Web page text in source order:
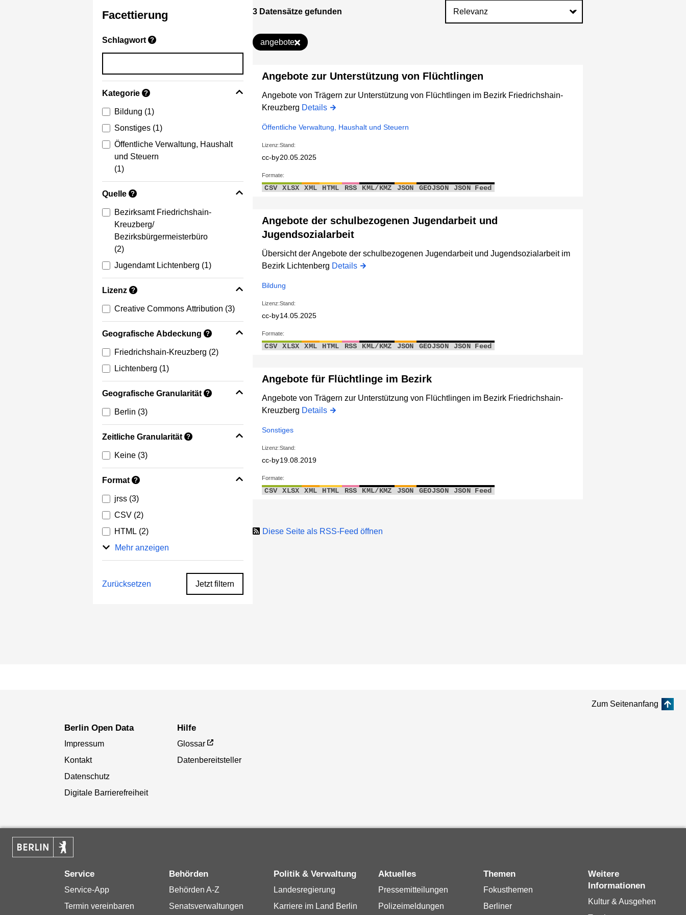
Facettierung
Schlagwort ?
Kategorie ?
Bildung (1)
Sonstiges (1)
Öffentliche Verwaltung, Haushalt
und Steuern
(1)
Quelle ?
Bezirksamt Friedrichshain-
Kreuzberg/
Bezirksbürgermeisterbüro
(2)
Jugendamt Lichtenberg (1)
Lizenz ?
Creative Commons Attribution (3)
Geografische Abdeckung ?
Friedrichshain-Kreuzberg (2)
Lichtenberg (1)
Geografische Granularität ?
Berlin (3)
Zeitliche Granularität ?
Keine (3)
Format ?
jrss (3)
CSV (2)
HTML (2)
Mehr anzeigen
Zurücksetzen Jetzt filtern
3 Datensätze gefunden
angebote
Angebote zur Unterstützung von Flüchtlingen
Angebote von Trägern zur Unterstützung von Flüchtlingen im Bezirk Friedrichshain-
Kreuzberg Details
Öffentliche Verwaltung, Haushalt und Steuern
Lizenz:
cc-by
Stand:
20.05.2025
Formate:
CSV XLSX XML HTML RSS KML/KMZ JSON GEOJSON JSON Feed
Angebote der schulbezogenen Jugendarbeit und
Jugendsozialarbeit
Übersicht der Angebote der schulbezogenen Jugendarbeit und Jugendsozialarbeit im
Bezirk Lichtenberg Details
Bildung
Lizenz:
cc-by
Stand:
14.05.2025
Formate:
CSV XLSX XML HTML RSS KML/KMZ JSON GEOJSON JSON Feed
Angebote für Flüchtlinge im Bezirk
Angebote von Trägern zur Unterstützung von Flüchtlingen im Bezirk Friedrichshain-
Kreuzberg Details
Sonstiges
Lizenz:
cc-by
Stand:
19.08.2019
Formate:
CSV XLSX XML HTML RSS KML/KMZ JSON GEOJSON JSON Feed
Diese Seite als RSS-Feed öffnen
Zum Seitenanfang
Berlin Open Data
Impressum
Kontakt
Datenschutz
Digitale Barrierefreiheit
Hilfe
Glossar
Datenbereitsteller
Service
Service-App
Termin vereinbaren
Behörden
Behörden A-Z
Senatsverwaltungen
Politik & Verwaltung
Landesregierung
Karriere im Land Berlin
Aktuelles
Pressemitteilungen
Polizeimeldungen
Themen
Fokusthemen
Berliner
Weitere
Informationen
Kultur & Ausgehen